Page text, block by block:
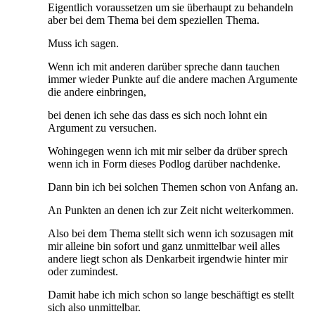
Eigentlich voraussetzen um sie überhaupt zu behandeln
aber bei dem Thema bei dem speziellen Thema.
Muss ich sagen.
Wenn ich mit anderen darüber spreche dann tauchen
immer wieder Punkte auf die andere machen Argumente
die andere einbringen,
bei denen ich sehe das dass es sich noch lohnt ein
Argument zu versuchen.
Wohingegen wenn ich mit mir selber da drüber sprech
wenn ich in Form dieses Podlog darüber nachdenke.
Dann bin ich bei solchen Themen schon von Anfang an.
An Punkten an denen ich zur Zeit nicht weiterkommen.
Also bei dem Thema stellt sich wenn ich sozusagen mit
mir alleine bin sofort und ganz unmittelbar weil alles
andere liegt schon als Denkarbeit irgendwie hinter mir
oder zumindest.
Damit habe ich mich schon so lange beschäftigt es stellt
sich also unmittelbar.